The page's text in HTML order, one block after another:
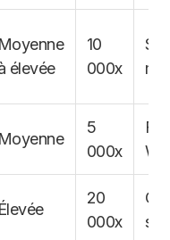
Moyenne
élevée
10
000x
Moyenne
5
000x
Élevée
20
000x